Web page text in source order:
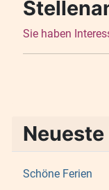
Sie haben
Schöne Ferien